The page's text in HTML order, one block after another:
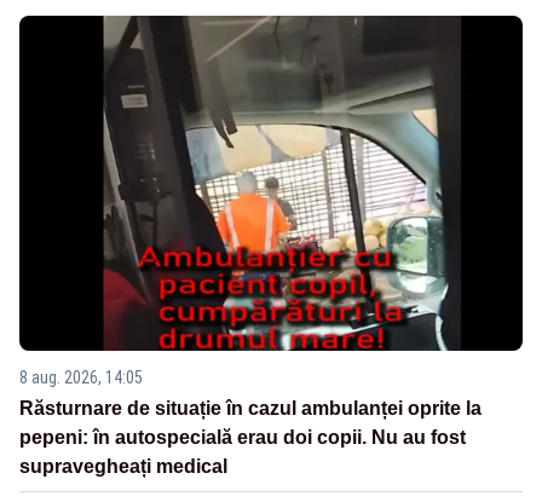
8 aug. 2026, 14:05
Răsturnare de situație în cazul ambulanței oprite la
pepeni: în autospecială erau doi copii. Nu au fost
supravegheați medical